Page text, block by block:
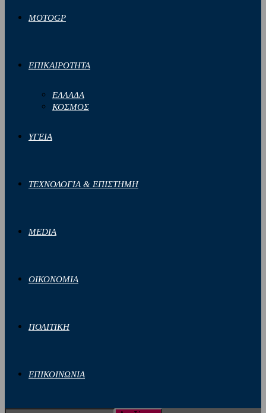
MOTOGP
ΕΠΙΚΑΙΡΟΤΗΤΑ
ΕΛΛΑΔΑ
ΚΟΣΜΟΣ
ΥΓΕΙΑ
ΤΕΧΝΟΛΟΓΙΑ & ΕΠΙΣΤΗΜΗ
MEDIA
ΟΙΚΟΝΟΜΙΑ
ΠΟΛΙΤΙΚΗ
ΕΠΙΚΟΙΝΩΝΙΑ